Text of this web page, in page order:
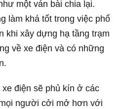
một ván bài chia lại.
làm khá tốt trong việc phổ
khi xây dựng hạ tầng trạm
về xe điện và có những
điện sẽ phủ kín ở các
người cởi mở hơn với